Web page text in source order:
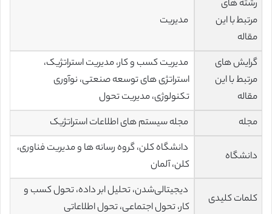
رشته های
مرتبط با این
مقاله
مدیریت
گرایش های
مرتبط با این
مقاله
مدیریت کسب و کار، مدیریت استراتژیک،
استراتژی های توسعه صنعتی، نوآوری
تکنولوژی، مدیریت تحول
مجله
مجله سیستم های اطلاعات استراتژیک
دانشگاه
دانشگاه کلن، گروه رسانه ها و مدیریت فناوری،
کلن، آلمان
کلمات کلیدی
دیجیتالی‌شدن، تحلیل ابر داده، تحول کسب و
کار، تحول اجتماعی، تحول اطلاعاتی